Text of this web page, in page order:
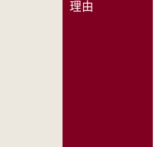
理由